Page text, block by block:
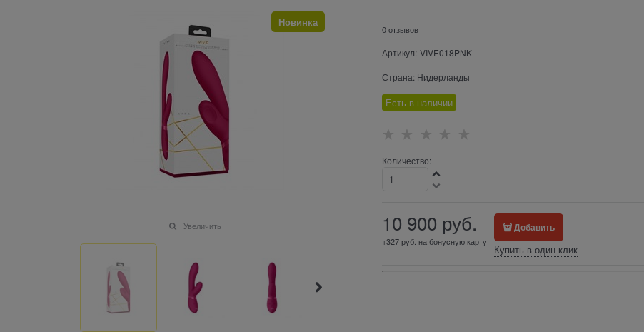
Новинка
Увеличить
0 отзывов
Артикул: VIVE018PNK
Страна: Нидерланды
Есть в наличии
Количество:
10 900 руб.
+327 руб. на бонусную карту
Добавить
Купить в один клик